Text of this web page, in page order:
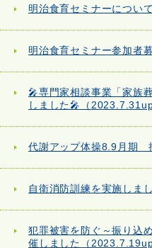
明治食育セミナーについ
明治食育セミナー参加者
🎤専門家相談事業「家族
しました🎤（2023.7.31up
代謝アップ体操8.9月期
自衛消防訓練を実施しま
犯罪被害を防ぐ～振り込
催しました（2023.7.19up